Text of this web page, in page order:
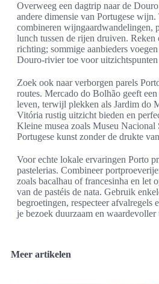
Overweeg een dagtrip naar de
andere dimensie van Portugese wijn.
combineren wijngaardwandelingen,
lunch tussen de rijen druiven.
richting; sommige aanbieders
Douro-rivier toe voor uitzichtspunten
Zoek ook naar verborgen parels
routes. Mercado do Bolhão geeft
leven, terwijl plekken als Jardim do
Vitória rustig uitzicht bieden en
Kleine musea zoals Museu Nacional
Portugese kunst zonder de drukte
Voor echte lokale ervaringen Porto
pastelerias. Combineer
zoals bacalhau of francesinha en let
van de pastéis de nata. Gebruik
begroetingen, respecteer afvalregels
je bezoek duurzaam en waardevoller
Meer artikelen